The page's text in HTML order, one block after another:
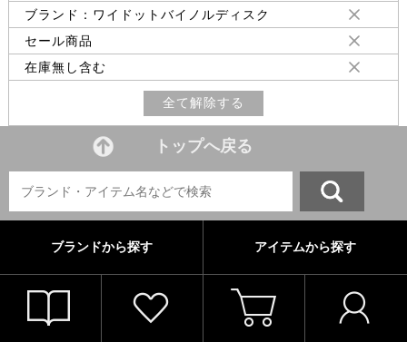
ブランド：ワイドットバイノルディスク
セール商品
在庫無し含む
全て解除する
トップへ戻る
ブランドから探す アイテムから探す